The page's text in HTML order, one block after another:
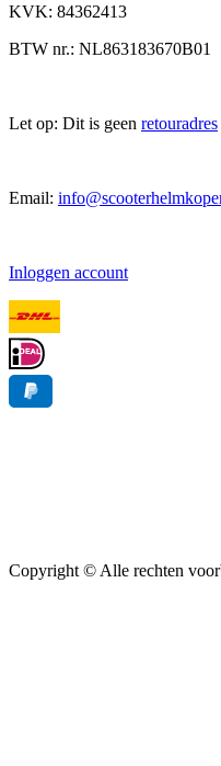
KVK: 84362413
BTW nr.: NL863183670B01
Let op: Dit is geen retouradres
Email:
Inloggen account
Copyright © Alle rechten